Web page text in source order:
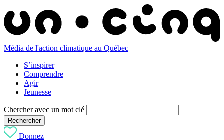
Média de l'action climatique au Québec
S’inspirer
Comprendre
Agir
Jeunesse
Chercher avec un mot clé
Rechercher
Donnez